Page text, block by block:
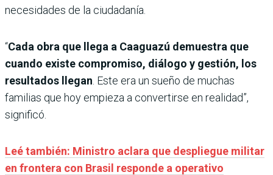
necesidades de la ciudadanía.
“Cada obra que llega a Caaguazú demuestra que
cuando existe compromiso, diálogo y gestión, los
resultados llegan . Este era un sueño de muchas
familias que hoy empieza a convertirse en realidad”,
significó.
Leé también: Ministro aclara que despliegue militar
en frontera con Brasil responde a operativo